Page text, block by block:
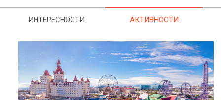
ИНТЕРЕСНОСТИ АКТИВНОСТИ